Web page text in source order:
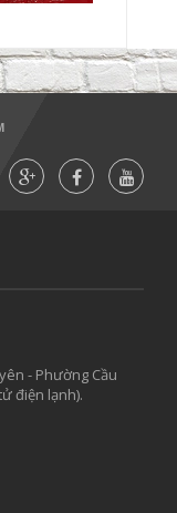
- Phường Cầu
điện lạnh).